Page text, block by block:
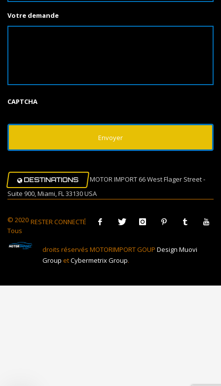
Votre demande
CAPTCHA
DESTINATIONS
MOTOR IMPORT 66 West Flager Street -
Suite 900, Miami, FL 33130 USA
RESTER CONNECTÉ
© 2020
Tous
droits réservés MOTORIMPORT GOUP Design Muovi
Group etCybermetrix Group.